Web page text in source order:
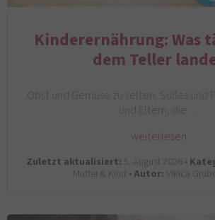
Kinderernährung: Was
dem Teller
Obst und Gemüse zu selten, Süßes und
und Eltern, die…
weiterlesen
Zuletzt aktualisiert: 5. August 2026 •
Mutter & Kind •Autor:Vikica